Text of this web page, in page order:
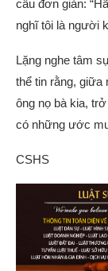
câu đơn giản:
nghĩ tôi là người
Lặng nghe tâm
thể tin rằng,
ông nọ bà kia,
có những ước
CSHS